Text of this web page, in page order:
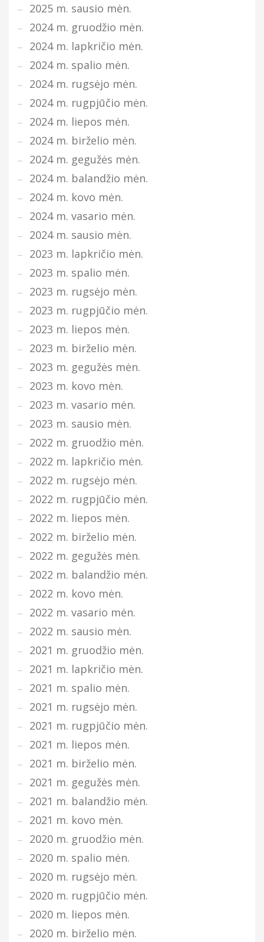
2025 m. sausio mėn.
2024 m. gruodžio mėn.
2024 m. lapkričio mėn.
2024 m. spalio mėn.
2024 m. rugsėjo mėn.
2024 m. rugpjūčio mėn.
2024 m. liepos mėn.
2024 m. birželio mėn.
2024 m. gegužės mėn.
2024 m. balandžio mėn.
2024 m. kovo mėn.
2024 m. vasario mėn.
2024 m. sausio mėn.
2023 m. lapkričio mėn.
2023 m. spalio mėn.
2023 m. rugsėjo mėn.
2023 m. rugpjūčio mėn.
2023 m. liepos mėn.
2023 m. birželio mėn.
2023 m. gegužės mėn.
2023 m. kovo mėn.
2023 m. vasario mėn.
2023 m. sausio mėn.
2022 m. gruodžio mėn.
2022 m. lapkričio mėn.
2022 m. rugsėjo mėn.
2022 m. rugpjūčio mėn.
2022 m. liepos mėn.
2022 m. birželio mėn.
2022 m. gegužės mėn.
2022 m. balandžio mėn.
2022 m. kovo mėn.
2022 m. vasario mėn.
2022 m. sausio mėn.
2021 m. gruodžio mėn.
2021 m. lapkričio mėn.
2021 m. spalio mėn.
2021 m. rugsėjo mėn.
2021 m. rugpjūčio mėn.
2021 m. liepos mėn.
2021 m. birželio mėn.
2021 m. gegužės mėn.
2021 m. balandžio mėn.
2021 m. kovo mėn.
2020 m. gruodžio mėn.
2020 m. spalio mėn.
2020 m. rugsėjo mėn.
2020 m. rugpjūčio mėn.
2020 m. liepos mėn.
2020 m. birželio mėn.